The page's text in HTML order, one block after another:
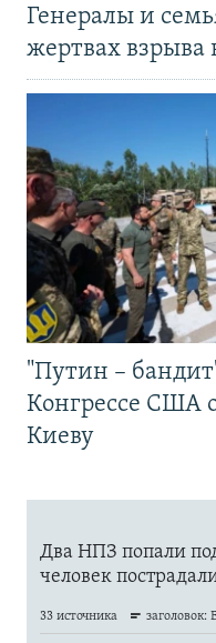
Генералы и
жертвах взрыва
"Путин –
Конгрессе США
Киеву